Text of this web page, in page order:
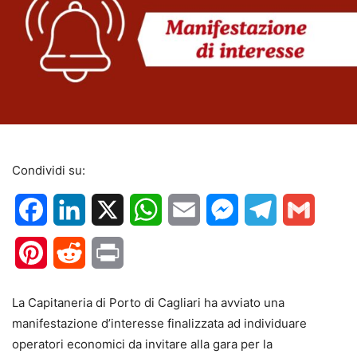
Condividi su:
FacebookLinkedIn WhatsApp
Email MessengerTelegram
PinterestReddit
La Capitaneria di Porto di Cagliari ha avviato una
manifestazione d’interesse finalizzata ad individuare
operatori economici da invitare alla gara per la